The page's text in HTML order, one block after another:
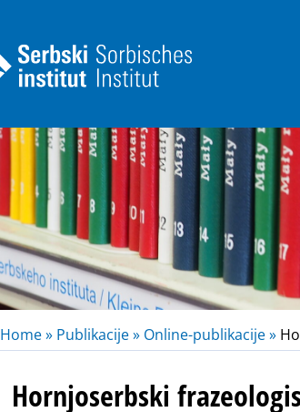
Home » Publikacije » Online-publikacije »
Hornjoserbski